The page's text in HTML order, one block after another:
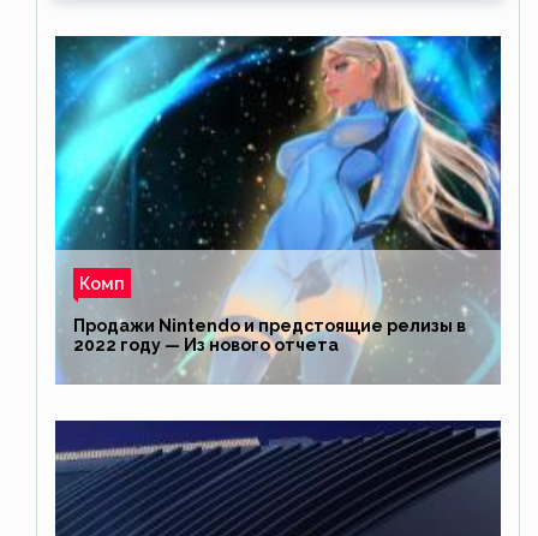
Комп
Продажи Nintendo и предстоящие релизы в
2022 году — Из нового отчета